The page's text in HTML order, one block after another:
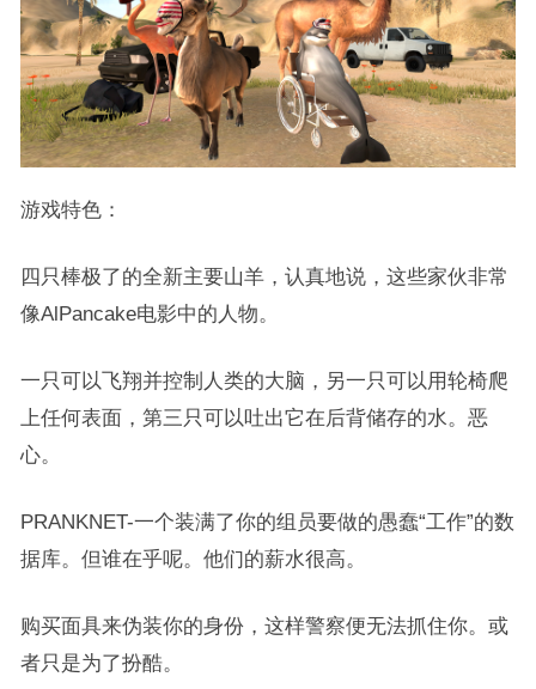
游戏特色：
四只棒极了的全新主要山羊，认真地说，这些家伙非常
像AlPancake电影中的人物。
一只可以飞翔并控制人类的大脑，另一只可以用轮椅爬
上任何表面，第三只可以吐出它在后背储存的水。恶
心。
PRANKNET-一个装满了你的组员要做的愚蠢“工作”的数
据库。但谁在乎呢。他们的薪水很高。
购买面具来伪装你的身份，这样警察便无法抓住你。或
者只是为了扮酷。